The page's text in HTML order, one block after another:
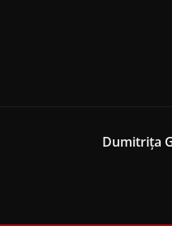
Dumitrița